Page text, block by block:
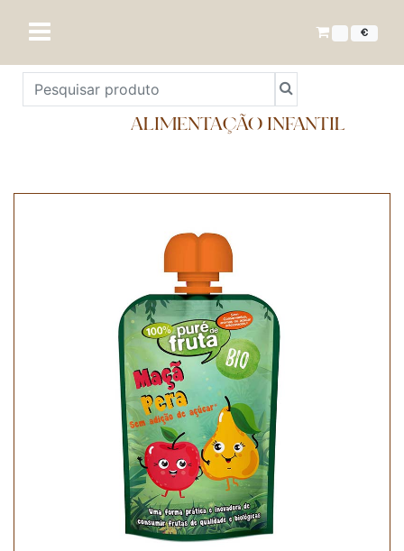
€
ALIMENTAÇÃO INFANTIL